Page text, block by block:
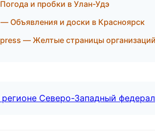
и пробки в Улан-Удэ
Объявления и доски в Красноярск
— Желтые страницы
Северо-Западный